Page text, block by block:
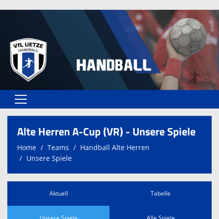
Home
Unser VfL
Vereinsformulare
Alte Herren A-Cup (VR) - Unsere Spiele
Home Teams
Handball Alte Herren
Unsere Spiele
Aktuell Tabelle